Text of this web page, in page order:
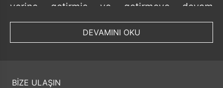
yerine getirmiş ve getirmeye devam
etmektedir.
Tedarik ettiği ürünlerde her geçen gün ürün
etmektedir.
DEVAMINI OKU
BİZE ULAŞIN